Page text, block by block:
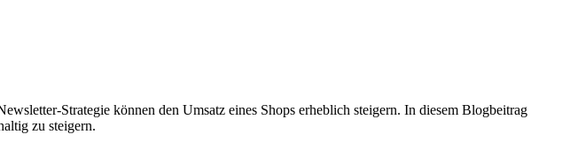
Strategie können den Umsatz eines Shops erheblich steigern. In diesem Blogbeitrag
zu steigern.